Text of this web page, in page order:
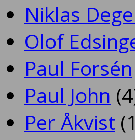
Niklas
Olof
Paul Forsén
Paul John
Per Åkvist